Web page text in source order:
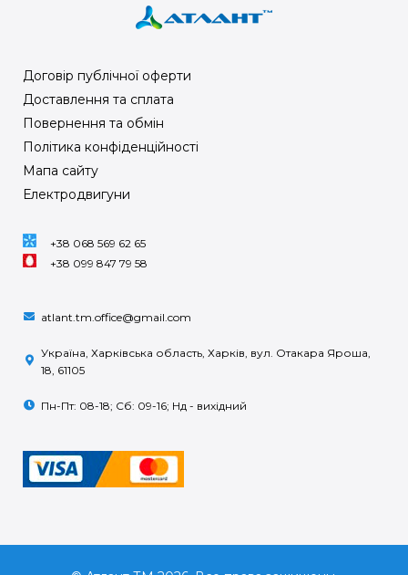
Договір публічної оферти
Доставлення та сплата
Повернення та обмін
Політика конфіденційності
Мапа сайту
Електродвигуни
+38 068 569 62 65
+38 099 847 79 58
atlant.tm.office@gmail.com
Україна, Харківська область, Харків, вул. Отакара Яроша,
18, 61105
Пн-Пт: 08-18; Сб: 09-16; Нд - вихідний